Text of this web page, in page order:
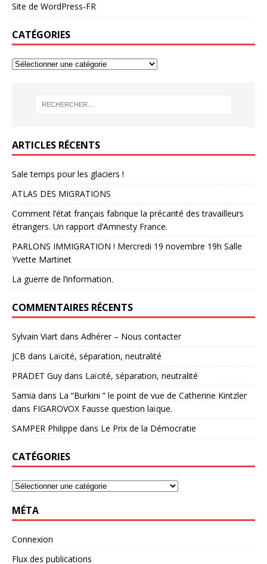
Site de WordPress-FR
CATÉGORIES
ARTICLES RÉCENTS
Sale temps pour les glaciers !
ATLAS DES MIGRATIONS
Comment l’état français fabrique la précarité des travailleurs
étrangers. Un rapport d’Amnesty France.
PARLONS IMMIGRATION ! Mercredi 19 novembre 19h Salle
Yvette Martinet
La guerre de l’information.
COMMENTAIRES RÉCENTS
Sylvain Viart dans Adhérer – Nous contacter
JCB dans Laïcité, séparation, neutralité
PRADET Guy dans Laïcité, séparation, neutralité
Samia dans La “Burkini ” le point de vue de Catherine Kintzler
dans FIGAROVOX Fausse question laïque.
SAMPER Philippe dans Le Prix de la Démocratie
CATÉGORIES
MÉTA
Connexion
Flux des publications